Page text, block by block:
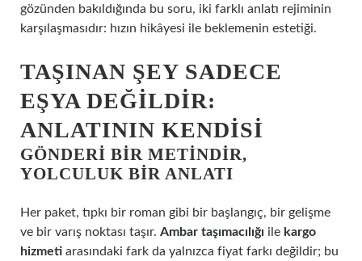
gözünden bakıldığında bu soru, iki farklı anlatı rejiminin
karşılaşmasıdır: hızın hikâyesi ile beklemenin estetiği.
TAŞINAN ŞEY SADECE
EŞYA DEĞILDIR:
ANLATININ KENDISI
GÖNDERI BIR METINDIR,
YOLCULUK BIR ANLATI
Her paket, tıpkı bir roman gibi bir başlangıç, bir gelişme
ve bir varış noktası taşır. Ambar taşımacılığı ile kargo
hizmeti arasındaki fark da yalnızca fiyat farkı değildir; bu